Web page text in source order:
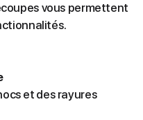
vous permettent
et des rayures